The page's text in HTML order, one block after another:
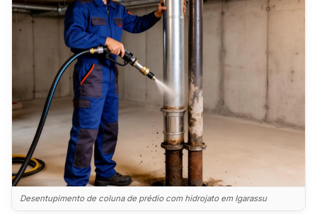
Desentupimento de coluna de prédio com hidrojato em Igarassu